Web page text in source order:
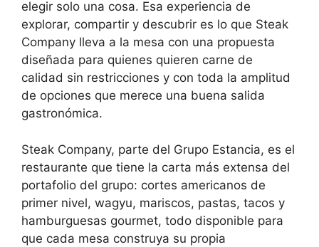
elegir solo una cosa. Esa experiencia de
explorar, compartir y descubrir es lo que Steak
Company lleva a la mesa con una propuesta
diseñada para quienes quieren carne de
calidad sin restricciones y con toda la amplitud
de opciones que merece una buena salida
gastronómica.
Steak Company, parte del Grupo Estancia, es el
restaurante que tiene la carta más extensa del
portafolio del grupo: cortes americanos de
primer nivel, wagyu, mariscos, pastas, tacos y
hamburguesas gourmet, todo disponible para
que cada mesa construya su propia